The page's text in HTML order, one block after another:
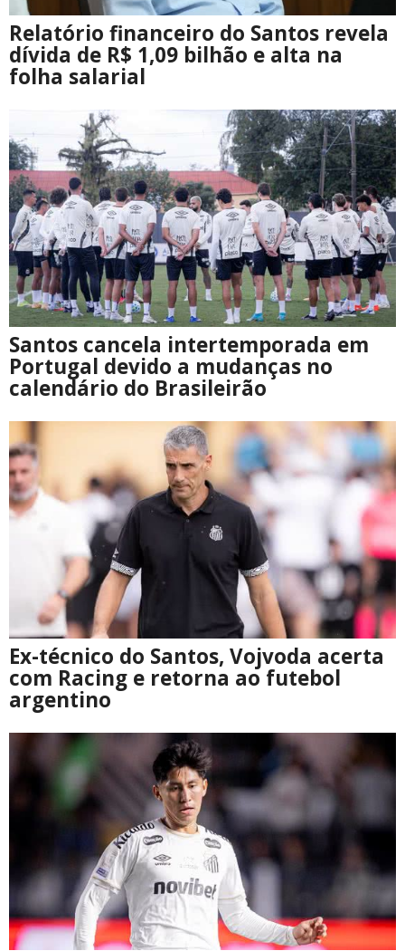
Relatório financeiro do Santos revela
dívida de R$ 1,09 bilhão e alta na
folha salarial
Santos cancela intertemporada em
Portugal devido a mudanças no
calendário do Brasileirão
Ex-técnico do Santos, Vojvoda acerta
com Racing e retorna ao futebol
argentino